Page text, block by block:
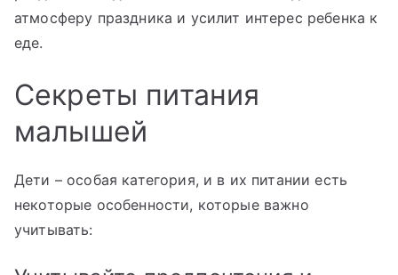
атмосферу праздника и усилит интерес ребенка к
еде.
Секреты питания
малышей
Дети – особая категория, и в их питании есть
некоторые особенности, которые важно
учитывать: